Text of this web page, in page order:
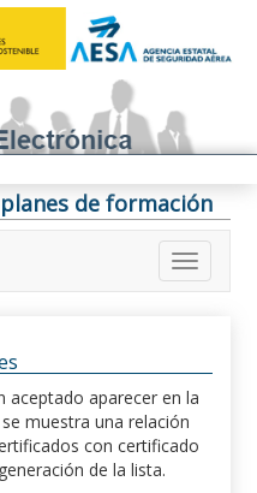
de formación
aceptado aparecer en la
muestra una relación
con certificado
de la lista.